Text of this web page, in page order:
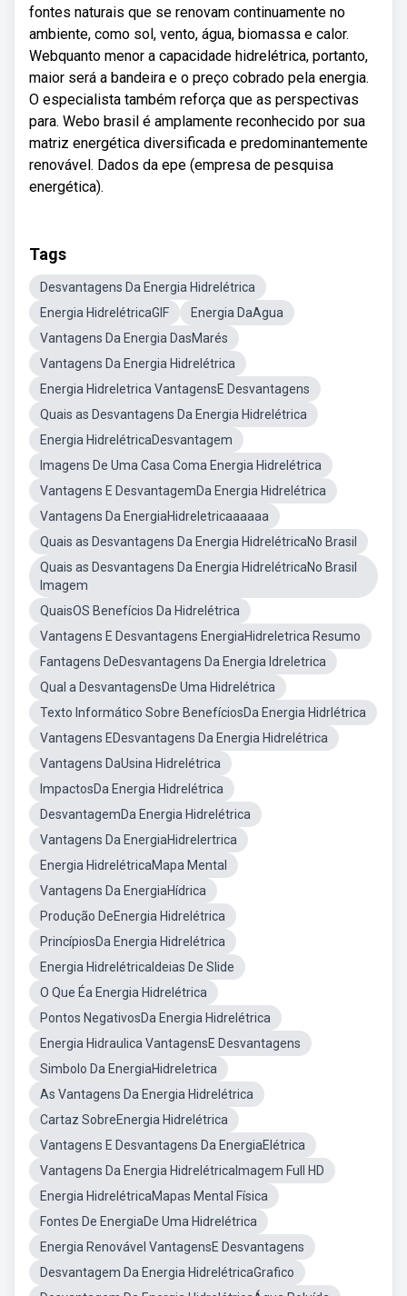
fontes naturais que se renovam continuamente no
ambiente, como sol, vento, água, biomassa e calor.
Webquanto menor a capacidade hidrelétrica, portanto,
maior será a bandeira e o preço cobrado pela energia.
O especialista também reforça que as perspectivas
para. Webo brasil é amplamente reconhecido por sua
matriz energética diversificada e predominantemente
renovável. Dados da epe (empresa de pesquisa
energética).
Tags
Desvantagens Da Energia Hidrelétrica
Energia HidrelétricaGIF
Energia DaAgua
Vantagens Da Energia DasMarés
Vantagens Da Energia Hidrelétrica
Energia Hidreletrica VantagensE Desvantagens
Quais as Desvantagens Da Energia Hidrelétrica
Energia HidrelétricaDesvantagem
Imagens De Uma Casa Coma Energia Hidrelétrica
Vantagens E DesvantagemDa Energia Hidrelétrica
Vantagens Da EnergiaHidreletricaaaaaa
Quais as Desvantagens Da Energia HidrelétricaNo Brasil
Quais as Desvantagens Da Energia HidrelétricaNo Brasil
Imagem
QuaisOS Benefícios Da Hidrelétrica
Vantagens E Desvantagens EnergiaHidreletrica Resumo
Fantagens DeDesvantagens Da Energia Idreletrica
Qual a DesvantagensDe Uma Hidrelétrica
Texto Informático Sobre BenefíciosDa Energia Hidrlétrica
Vantagens EDesvantagens Da Energia Hidrelétrica
Vantagens DaUsina Hidrelétrica
ImpactosDa Energia Hidrelétrica
DesvantagemDa Energia Hidrelétrica
Vantagens Da EnergiaHidrelertrica
Energia HidrelétricaMapa Mental
Vantagens Da EnergiaHídrica
Produção DeEnergia Hidrelétrica
PrincípiosDa Energia Hidrelétrica
Energia HidrelétricaIdeias De Slide
O Que Éa Energia Hidrelétrica
Pontos NegativosDa Energia Hidrelétrica
Energia Hidraulica VantagensE Desvantagens
Simbolo Da EnergiaHidreletrica
As Vantagens Da Energia Hidrelétrica
Cartaz SobreEnergia Hidrelétrica
Vantagens E Desvantagens Da EnergiaElétrica
Vantagens Da Energia HidrelétricaImagem Full HD
Energia HidrelétricaMapas Mental Física
Fontes De EnergiaDe Uma Hidrelétrica
Energia Renovável VantagensE Desvantagens
Desvantagem Da Energia HidrelétricaGrafico